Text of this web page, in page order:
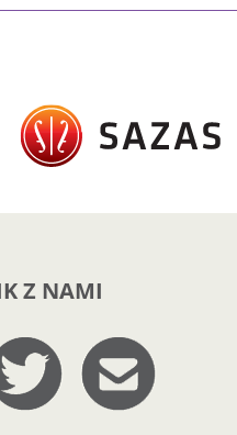
Z NAMI